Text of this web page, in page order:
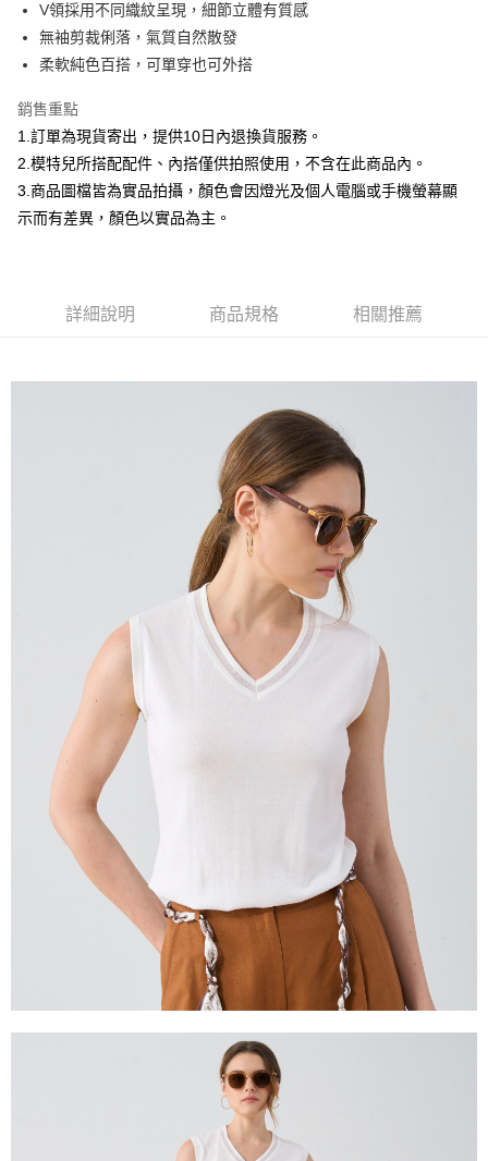
上海商業儲蓄銀行
台北富邦商業銀行
國泰世華商業銀行
臺灣中小企業銀行
聯邦商業銀行
元大商業銀行
永豐商業銀行
台新國際商業銀行
中國信託商業銀行
台灣樂天信用卡公司
LINE Pay
Apple Pay
悠遊付
Google Pay
全盈+PAY
【大哥付你分期使用說明】
1.本服務由台灣大哥大提供，台灣大哥大用戶可立即使用無須另外申請。
成交易。
4.訂單成立30分鐘內，如未前往確認交易或遇審核未通過，訂單將自動取
消。如遇「轉專審核」未通過狀況，表示未達大哥付你分期系統評分，恕無
1.分期款項不併入電信帳單，「大哥付你分期」於每月結算日後寄送繳費提
2.透過簡訊連結打開帳單後，可選擇「超商條碼／台灣大直營門市／銀行轉
帳／街口支付／iPASS MONEY」等通路繳費。
1.本服務係由「台灣大哥大股份有限公司」（以下簡稱本公司）所提供，讓
用戶於交易時，得透過本服務購買商品或服務，並由商店將買賣／分期付款
買賣價金債權讓與本公司後，依約使用本公司帳單繳交帳款。
2.基於同意付款使用「大哥付你分期」之契約關係目的，商店將以您的個人
資料（包含姓名、電話或地址）提供予台灣大哥大進項蒐集、處理及利用，
由本公司與您本人進行分期帳單所需資料之確認、核對及更正。
3.完整用戶服務條款，請詳閱以下連結：
https://oppay.tw/userRule
AFTEE先享後付
１．簡單：不需註冊會員、不需綁卡、不需儲值。
２．便利：只要手機號碼，簡訊認證，即可結帳。
３．安心：先確認商品／服務後，再付款。
【「AFTEE先享後付」結帳流程】
１．於結帳方式選擇「AFTEE先享後付」後，將跳轉至「AFTEE先享後付」
結帳頁面，進行簡訊認證並確認金額後，即可完成結帳。
２．訂單成立數日內，您將收到繳費通知簡訊。
３．收到繳費通知簡訊後14天內，點擊此簡訊中的連結，可透過四大超商／
ATM／網路銀行／等多元方式進行付款，方視為交易完成。
※ 請注意：結帳手續完成當下不需立刻繳費，但若您需要取消訂單，請聯絡
購買商品的店家。未經商家同意取消之訂單仍視為有效，需透過AFTEE先享
後付繳納相關費用。
※ 交易是否成功請以「AFTEE先享後付 」之結帳頁面顯示為準，若有關於
是否繳費成功／繳費後需取消欲退款等相關疑問，請聯繫「AFTEE先享後付
客戶支援中心」
https://netprotections.freshdesk.com/support/home
【注意事項】
１．透過由恩沛科技股份有限公司提供之「AFTEE先享後付」服務完成之交
易，需依本服務之必要範圍內提供個人資料，並將交易相關給付款項請求債
權轉讓予恩沛科技股份有限公司。
２．關於個人資料處理事宜，請瀏覽以下網址：
https://aftee.tw/terms/#terms3
３．未成年的使用者請事先徵得法定代理人或監護人之同意方可使用
「AFTEE先享後付」，若未經同意申辦者引起之損失，本公司不負相關責
４．使用「AFTEE先享後付」時，將依據個別帳號之用戶狀況，依本公司即
時審查核予不同之上限額度；若仍有額度不足之情形，本公司將視審查結果
請求用戶進行身份認證。
５．嚴禁一人註冊多個帳號或使用他人資訊註冊。若發現惡意使用之情形，
每筆NT$120，滿NT$2,000(含以上)免運費
每筆NT$120，滿NT$2,000(含以上)免運費
每筆NT$120，滿NT$2,000(含以上)免運費
V領採用不同織紋呈現，細節立體有質感
無袖剪裁俐落，氣質自然散發
柔軟純色百搭，可單穿也可外搭
銷售重點
1.訂單為現貨寄出，提供10日內退換貨服務。
2.模特兒所搭配配件、內搭僅供拍照使用，不含在此商品內。
3.商品圖檔皆為實品拍攝，顏色會因燈光及個人電腦或手機螢幕顯
示而有差異，顏色以實品為主。
詳細說明 商品規格 相關推薦